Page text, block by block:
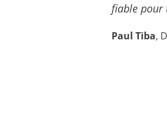
fiable pour
Paul Tiba,